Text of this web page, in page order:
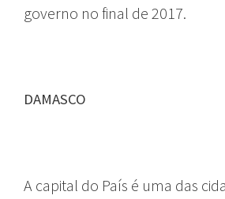
governo no final de 2017.
DAMASCO
A capital do País é uma das